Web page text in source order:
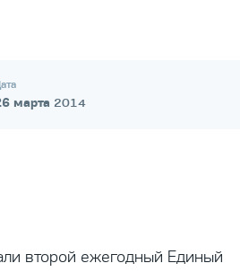
марта 2014
второй ежегодный Единый